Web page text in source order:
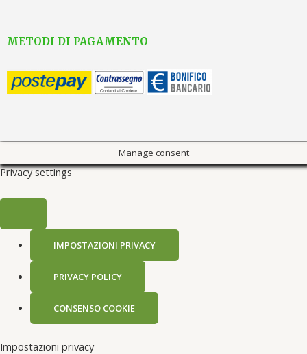
METODI DI PAGAMENTO
Manage consent
Privacy settings
IMPOSTAZIONI PRIVACY
PRIVACY POLICY
CONSENSO COOKIE
Impostazioni privacy